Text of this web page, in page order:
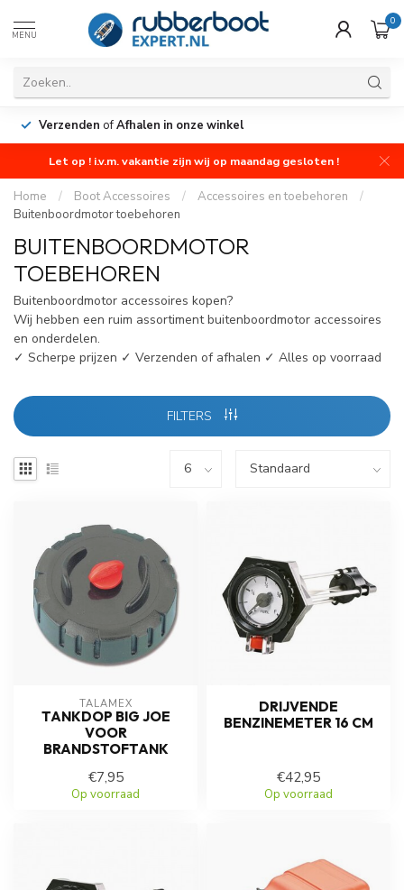
MENU
0
Verzenden ofAfhalen in onze winkel
Let op ! i.v.m. vakantie zijn wij op maandag gesloten !
Home / Boot Accessoires / Accessoires en toebehoren
/
Buitenboordmotor toebehoren
BUITENBOORDMOTOR
TOEBEHOREN
Buitenboordmotor accessoires kopen?
Wij hebben een ruim assortiment buitenboordmotor accessoires
en onderdelen.
✓ Scherpe prijzen ✓ Verzenden of afhalen ✓ Alles op voorraad
FILTERS
TALAMEX
TANKDOP BIG JOE
VOOR
BRANDSTOFTANK
€7,95
Op voorraad
DRIJVENDE
BENZINEMETER 16 CM
€42,95
Op voorraad